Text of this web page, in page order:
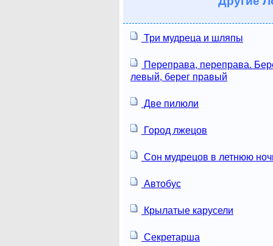
Три мудреца и шляпы
Переправа, переправа.
левый, берег правый
Две пилюли
Город лжецов
Сон мудрецов в летнюю
Автобус
Крылатые карусели
Секретарша